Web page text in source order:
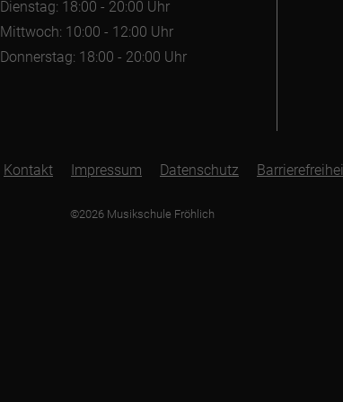
Dienstag: 18:00 - 20:00 Uhr
Mittwoch: 10:00 - 12:00 Uhr
Donnerstag: 18:00 - 20:00 Uhr
Kontakt Impressum Datenschutz
©2026 Musikschule Fröhlich